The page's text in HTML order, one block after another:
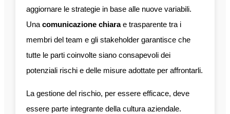
aggiornare le strategie in base alle nuove variabili.
Unacomunicazione chiarae trasparente tra i
membri del team e gli stakeholder garantisce che
tutte le parti coinvolte siano consapevoli dei
potenziali rischi e delle misure adottate per affrontarli.
La gestione del rischio, per essere efficace, deve
essere parte integrante della cultura aziendale.